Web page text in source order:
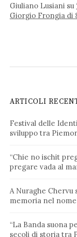
Giuliano Lusiani su
Giorgio Frongia di
ARTICOLI
Festival delle
sviluppo tra
“Chie no ischit
pregare vada al
A Nuraghe
memoria nel nome
“La Banda suona
secoli di storia tra